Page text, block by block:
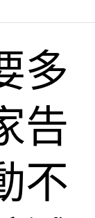
多
告
不